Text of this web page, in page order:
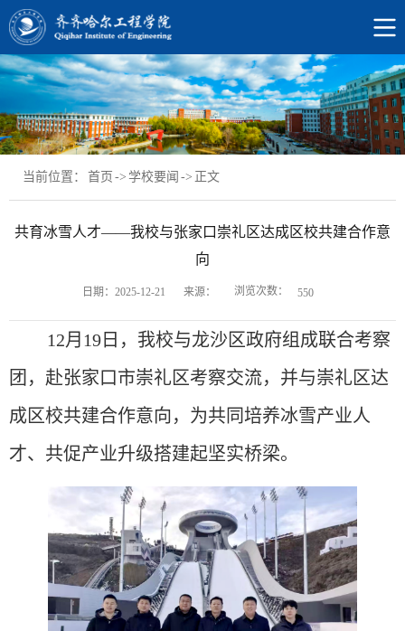
当前位置： 首页 -> 学校要闻 -> 正文
共育冰雪人才——我校与张家口崇礼区达成区校共建合作意
向
日期：2025-12-21 来源： 浏览次数： 550
12月19日，我校与龙沙区政府组成联合考察
团，赴张家口市崇礼区考察交流，并与崇礼区达
成区校共建合作意向，为共同培养冰雪产业人
才、共促产业升级搭建起坚实桥梁。